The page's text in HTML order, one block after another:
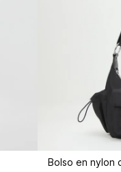
Bolso en nylon